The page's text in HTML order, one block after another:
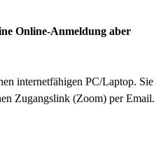
Online-Anmeldung aber
internetfähigen PC/Laptop. Sie
Zugangslink (Zoom) per Email.